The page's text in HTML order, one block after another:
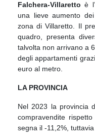
Falchera-Villaretto è
una lieve aumento
zona di Villaretto. Il
quadro, presenta
talvolta non arrivano a
degli appartamenti
euro al metro.
LA PROVINCIA
Nel 2023 la provincia
compravendite
segna il -11,2%,